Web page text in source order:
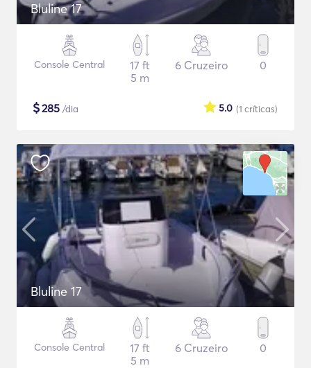
Bluline 17
Console Central
17 ft
5 m
6 Cruzeiro 0
$285 /dia (1 críticas)
5.0
Bluline 17
Console Central
17 ft
5 m
6 Cruzeiro 0